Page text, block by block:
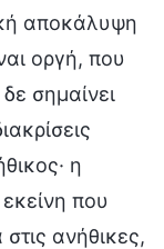
αποκάλυψη
οργή, που
σημαίνει
η
που
στις ανήθικες,